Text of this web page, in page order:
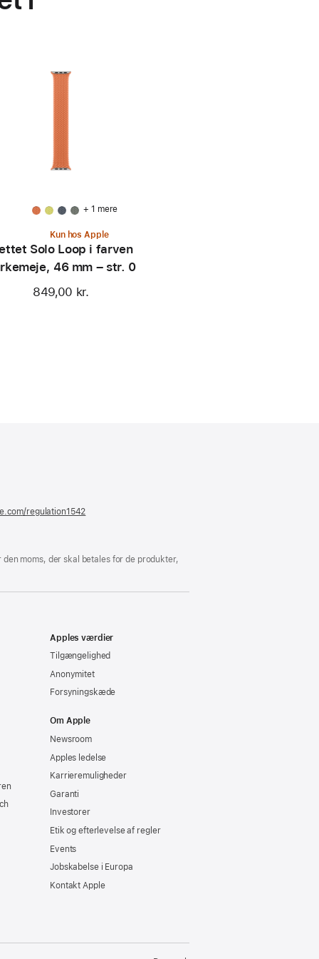
+ 1 mere
Kun hos Apple
Solo Loop i farven
46 mm – str. 0
849,00 kr.
regulation1542
vindue)
moms, der skal betales for de produkter,
Apples værdier
Tilgængelighed
Anonymitet
Forsyningskæde
Om Apple
Newsroom
Apples ledelse
Karrieremuligheder
Garanti
Investorer
Etik og efterlevelse af regler
Events
Jobskabelse i Europa
Kontakt Apple